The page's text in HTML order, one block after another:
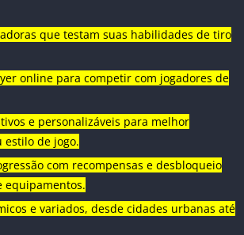
que testam suas habilidades de tiro
online para competir com jogadores de
e personalizáveis para melhor
estilo de jogo.
com recompensas e desbloqueio
equipamentos.
e variados, desde cidades urbanas até